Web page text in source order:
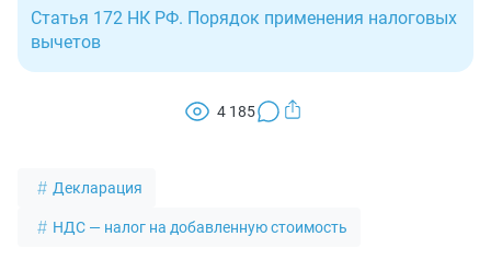
Статья 172 НК РФ. Порядок применения налоговых
вычетов
4 185
Декларация
НДС — налог на добавленную стоимость